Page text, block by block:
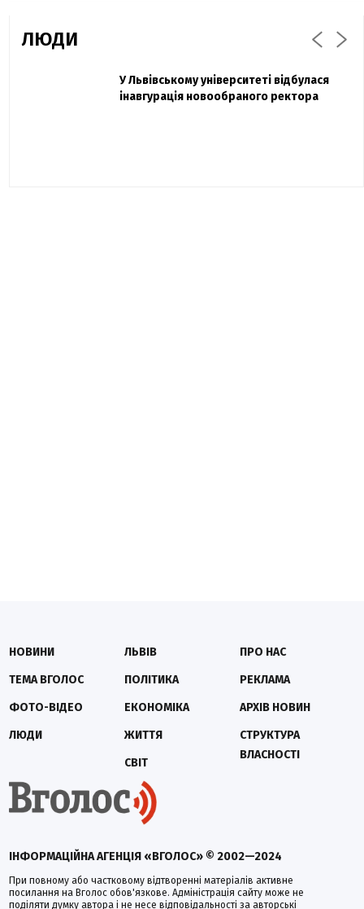
ЛЮДИ
Павло Дак
Захисник "Азовсталі" Діанов вдруге
одружився та показав фото з весілля
У Львівському університеті відбулася
інавгурація новообраного ректора
ІНФОРМАЦІЙНА АГЕНЦІЯ «ВГОЛОС» © 2002—2024
При повному або частковому відтворенні матеріалів активне
посилання на Вголос обов'язкове. Адміністрація сайту може не
поділяти думку автора і не несе відповідальності за авторські
НОВИНИ
ТЕМА ВГОЛОС
ФОТО-ВІДЕО
ЛЮДИ
ЛЬВІВ
ПОЛІТИКА
ЕКОНОМІКА
ЖИТТЯ
СВІТ
ПРО НАС
РЕКЛАМА
АРХІВ НОВИН
СТРУКТУРА
ВЛАСНОСТІ